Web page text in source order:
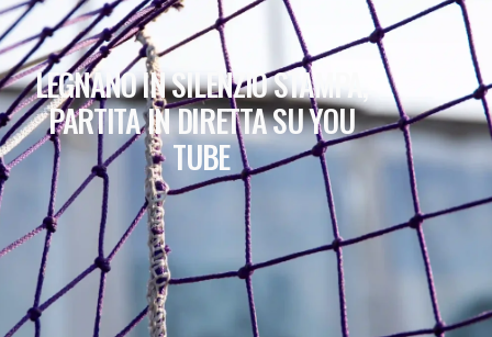
LEGNANO IN SILENZIO STAMPA,
PARTITA IN DIRETTA SU YOU
TUBE